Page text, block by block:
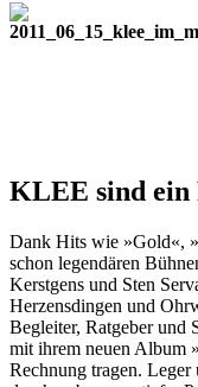
KLEE sind ein
Dank Hits wie »Gold«,
schon legendären
Kerstgens und Sten
Herzensdingen und
Begleiter, Ratgeber und
mit ihrem neuen Album
Rechnung tragen.